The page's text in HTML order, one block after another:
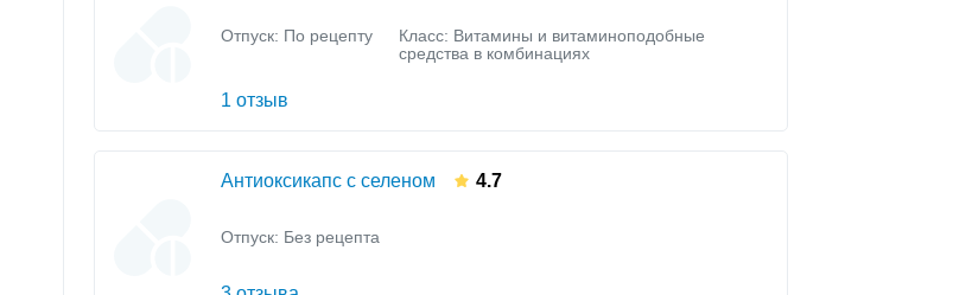
Отпуск: По рецепту Класс: Витамины и витаминоподобные
средства в комбинациях
1 отзыв
Антиоксикапс с селеном 4.7
Отпуск: Без рецепта